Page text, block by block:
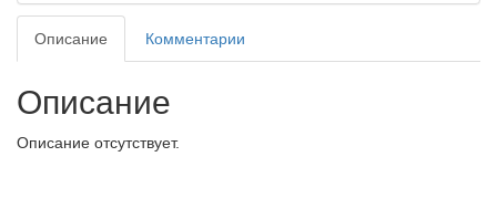
Описание Комментарии
Описание
Описание отсутствует.